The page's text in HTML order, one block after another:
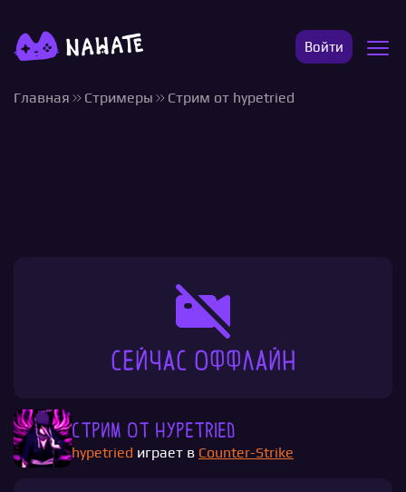
Войти
Главная Стримеры Стрим от hypetried
Стрим от hypetried
hypetried играет в Counter-Strike
Сейчас оффлайн